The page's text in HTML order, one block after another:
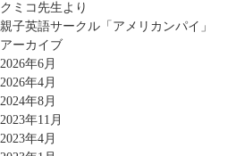
クミコ先生より
親子英語サークル「アメリカンパイ」
アーカイブ
2026年6月
2026年4月
2024年8月
2023年11月
2023年4月